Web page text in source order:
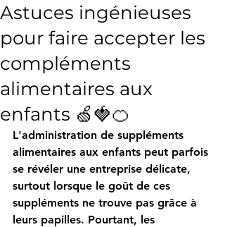
Astuces ingénieuses
pour faire accepter les
compléments
alimentaires aux
enfants 🍏🍓🍊
L'administration de suppléments
alimentaires aux enfants peut parfois
se révéler une entreprise délicate,
surtout lorsque le goût de ces
suppléments ne trouve pas grâce à
leurs papilles. Pourtant, les